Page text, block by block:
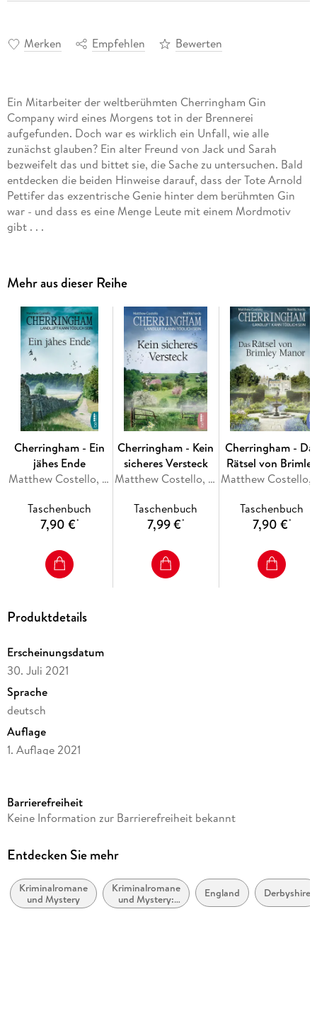
Merken Empfehlen Bewerten
Ein Mitarbeiter der weltberühmten Cherringham Gin
Company wird eines Morgens tot in der Brennerei
aufgefunden. Doch war es wirklich ein Unfall, wie alle
zunächst glauben? Ein alter Freund von Jack und Sarah
bezweifelt das und bittet sie, die Sache zu untersuchen. Bald
entdecken die beiden Hinweise darauf, dass der Tote Arnold
Pettifer das exzentrische Genie hinter dem berühmten Gin
war - und dass es eine Menge Leute mit einem Mordmotiv
gibt . . .
Mehr aus dieser Reihe
Cherringham - Ein
jähes Ende
Matthew Costello, Neil Richards
Taschenbuch
7,90 €*
Cherringham - Kein
sicheres Versteck
Matthew Costello, Neil Richards
Taschenbuch
7,99 €*
Cherringham -
Rätsel von Brimley
Manor
Taschenbuch
7,90 €*
Produktdetails
Erscheinungsdatum
30. Juli 2021
Sprache
deutsch
Auflage
1. Auflage 2021
Altersempfehlung
Reihe
Autor/Autorin
Matthew Costello, Neil Richards
Barrierefreiheit
Keine Information zur Barrierefreiheit bekannt
Entdecken Sie mehr
Kriminalromane
und Mystery
Kriminalromane
und Mystery:
Cosy Mystery
England Derbyshire